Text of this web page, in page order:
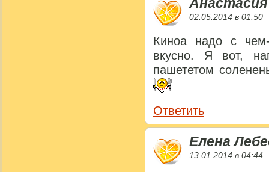
Анастасия
02.05.2014 в 01:50
Киноа надо с
вкусно. Я вот,
пашететом
Ответить
Елена
13.01.2014 в 04:44